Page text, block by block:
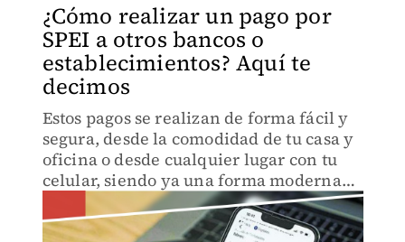
¿Cómo realizar un pago por
SPEI a otros bancos o
establecimientos? Aquí te
decimos
Estos pagos se realizan de forma fácil y
segura, desde la comodidad de tu casa y
oficina o desde cualquier lugar con tu
celular, siendo ya una forma moderna
entre la sociedad.